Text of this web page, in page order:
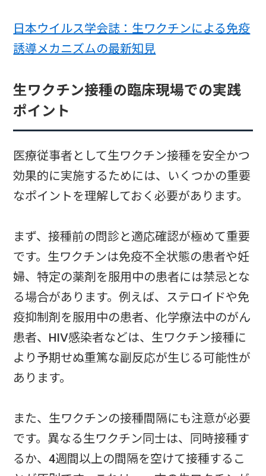
日本ウイルス学会誌：生ワクチンによる免疫
誘導メカニズムの最新知見
生ワクチン接種の臨床現場での実践
ポイント
医療従事者として生ワクチン接種を安全かつ
効果的に実施するためには、いくつかの重要
なポイントを理解しておく必要があります。
まず、接種前の問診と適応確認が極めて重要
です。生ワクチンは免疫不全状態の患者や妊
婦、特定の薬剤を服用中の患者には禁忌とな
る場合があります。例えば、ステロイドや免
疫抑制剤を服用中の患者、化学療法中のがん
患者、HIV感染者などは、生ワクチン接種に
より予期せぬ重篤な副反応が生じる可能性が
あります。
また、生ワクチンの接種間隔にも注意が必要
です。異なる生ワクチン同士は、同時接種す
るか、4週間以上の間隔を空けて接種するこ